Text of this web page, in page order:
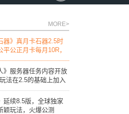
MORE>
器》真月卡石器2.5时
公正月卡每月10R，
，线下活动，自助开发
系统。
》服务器任务内容开放
法在2.5的基础上加入
延续8.5版，全球独家
颖玩法，火爆公测